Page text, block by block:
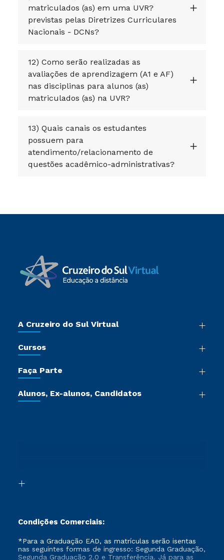
matriculados (as) em uma UVR?
previstas pelas Diretrizes Curriculares
Nacionais - DCNs?
12) Como serão realizadas as
avaliações de aprendizagem (A1 e AF)
nas disciplinas para alunos (as)
matriculados (as) na UVR?
13) Quais canais os estudantes
possuem para
atendimento/relacionamento de
questões acadêmico-administrativas?
A Cruzeiro do Sul Virtual
Sala de Imprensa
Certificadoras
Jornada do Aluno
Cursos
Pós-graduação
Cursos Livres
Faça Parte
Vestibular Redação
Formação Pedagógica - R2
Alunos, Ex-alunos, Candidatos
Condições Comerciais:
*Para a Graduação EAD, as matrículas serão isentas
nas seguintes formas de ingresso: Segunda Graduação,
Segunda Graduação 2.0 e Transferência. Já para as